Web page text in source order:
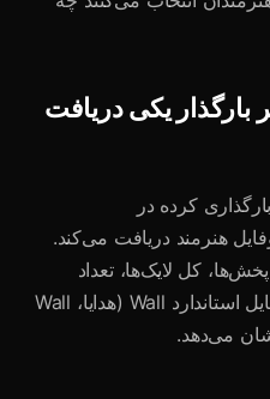
بارگذار یکی دریافت
کرده در
هنرمند دریافت می‌کند.
کل لایک‌ها، تعداد
دنبال‌کنندگان و نوار کناری پروفایل استاندارد Wall (هدایا، Wall